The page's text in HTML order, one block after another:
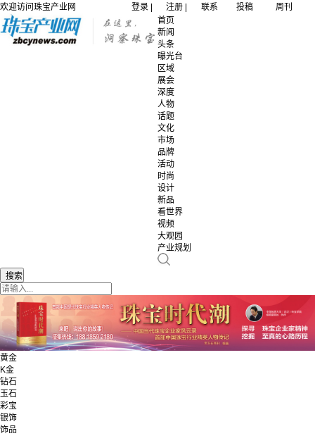
欢迎访问珠宝产业网 登录 | 注册 | 联系 投稿
周刊
首页
新闻
头条
曝光台
区域
展会
深度
人物
话题
文化
市场
品牌
活动
时尚
设计
新品
看世界
视频
大观园
产业规划
黄金
K金
钻石
玉石
彩宝
银饰
饰品